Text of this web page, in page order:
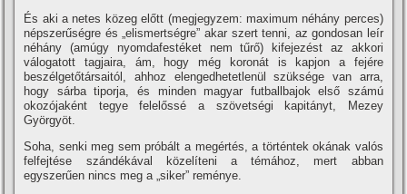
És aki a netes közeg előtt (megjegyzem: maximum néhány perces)
népszerűségre és „elismertségre” akar szert tenni, az gondosan leí­r
néhány (amúgy nyomdafestéket nem tűrő) kifejezést az akkori
válogatott tagjaira, ám, hogy még koronát is kapjon a fejére
beszélgetőtársaitól, ahhoz elengedhetetlenül szüksége van arra,
hogy sárba tiporja, és minden magyar futballbajok első számú
okozójaként tegye felelőssé a szövetségi kapitányt, Mezey
Györgyöt.
Soha, senki meg sem próbált a megértés, a történtek okának valós
felfejtése szándékával közelí­teni a témához, mert abban
egyszerűen nincs meg a „siker” reménye.